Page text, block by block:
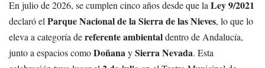
En julio de 2026, se cumplen cinco años desde que la Ley 9/2021
declaró el Parque Nacional de la Sierra de las Nieves, lo que lo
eleva a categoría dereferente ambientaldentro de Andalucía,
junto a espacios comoDoñanaySierra Nevada. Esta